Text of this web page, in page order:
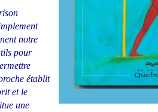
notre
pour
établit
et le
une